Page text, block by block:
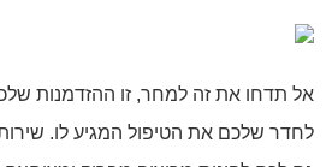
אל תדחו את זה למחר, זו ההזדמנות
לחדר שלכם את הטיפול המגיע לו. שירותי